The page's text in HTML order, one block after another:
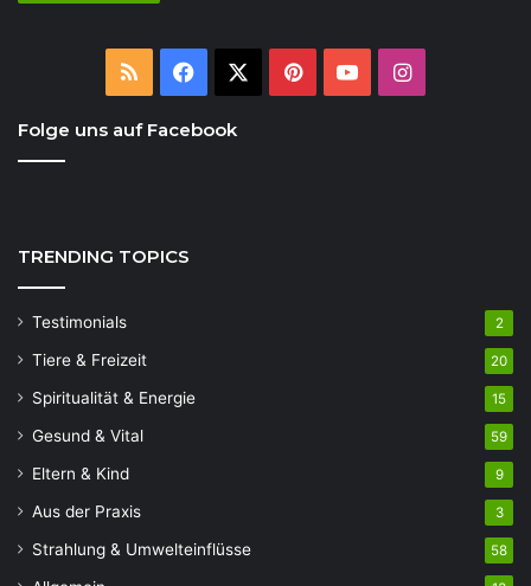
RSS Facebook PinterestYouTubeInstagram
Folge uns auf Facebook
TRENDING TOPICS
Testimonials 2
Tiere & Freizeit 20
Spiritualität & Energie 15
Gesund & Vital 59
Eltern & Kind 9
Aus der Praxis 3
Strahlung & Umwelteinflüsse 58